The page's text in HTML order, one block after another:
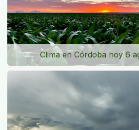
Clima en Córdoba hoy 6